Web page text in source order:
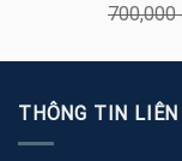
Được
700,000
THÔNG TIN LIÊN